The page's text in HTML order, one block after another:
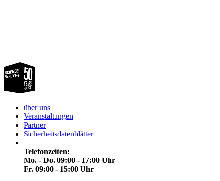
über uns
Veranstaltungen
Partner
Sicherheitsdatenblätter
Telefonzeiten:
Mo. - Do. 09:00 - 17:00 Uhr
Fr. 09:00 - 15:00 Uhr